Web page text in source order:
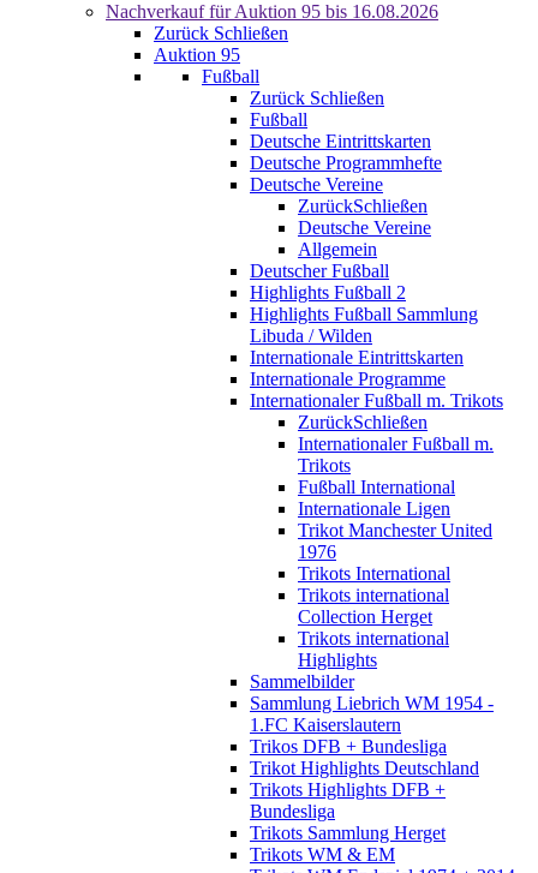
Nachverkauf für Auktion 95 bis 16.08.2026
Zurück Schließen
Auktion 95
Fußball
Zurück Schließen
Fußball
Deutsche Eintrittskarten
Deutsche Programmhefte
Deutsche Vereine
ZurückSchließen
Deutsche Vereine
Allgemein
Deutscher Fußball
Highlights Fußball 2
Highlights Fußball Sammlung
Libuda / Wilden
Internationale Eintrittskarten
Internationale Programme
Internationaler Fußball m. Trikots
ZurückSchließen
Internationaler Fußball m.
Trikots
Fußball International
Internationale Ligen
Trikot Manchester United
1976
Trikots International
Trikots international
Collection Herget
Trikots international
Highlights
Sammelbilder
Sammlung Liebrich WM 1954 -
1.FC Kaiserslautern
Trikos DFB + Bundesliga
Trikot Highlights Deutschland
Trikots Highlights DFB +
Bundesliga
Trikots Sammlung Herget
Trikots WM & EM